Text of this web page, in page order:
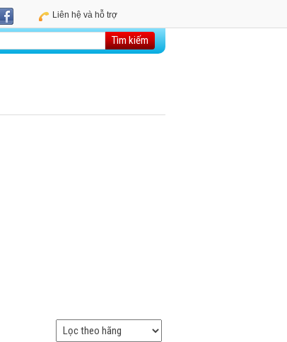
Liên hệ và hỗ trợ